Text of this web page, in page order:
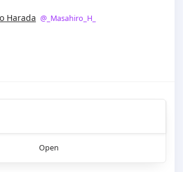
Harada @_Masahiro_H_
テータスコード
Open